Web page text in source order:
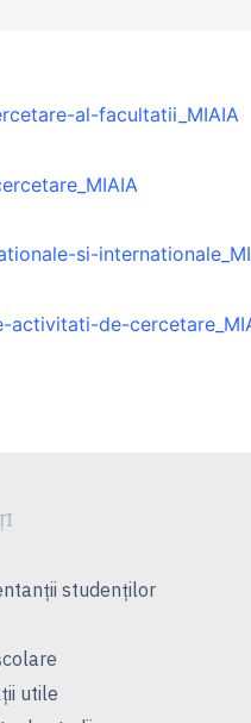
al-facultatii_MIAIA
si-
activitati-de-
studenţilor
utile